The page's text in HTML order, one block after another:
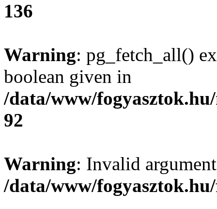
136
Warning: pg_fetch_all()
boolean given in
/data/www/
92
Warning: Invalid
/data/www/